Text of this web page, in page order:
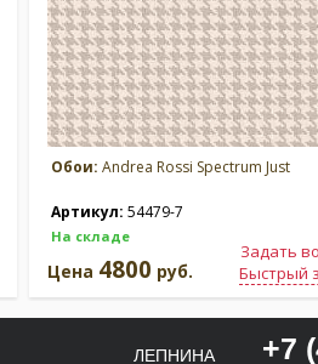
Обои: Andrea Rossi Spectrum Just
Артикул: 54479-7
На складе
Задать
Быстрый
Цена 4800 руб.
ЛЕПНИНА +7